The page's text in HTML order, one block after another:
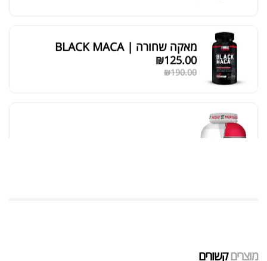
מאקה שחורה | BLACK MACA
₪190.00
₪125.00
מוצריםקשורים